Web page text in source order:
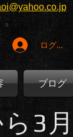
ログイン
3月
@yahoo.co.jp
ブログ